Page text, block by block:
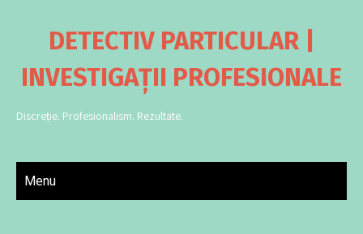
DETECTIV PARTICULAR |
INVESTIGAȚII PROFESIONALE
Discreție. Profesionalism. Rezultate.
Menu